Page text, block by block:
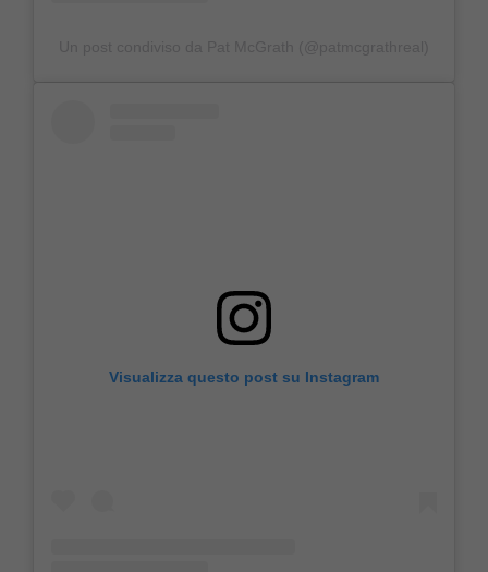
Visualizza questo post su Instagram